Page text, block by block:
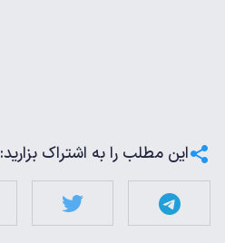
این مطلب را به اشتراک بزارید: